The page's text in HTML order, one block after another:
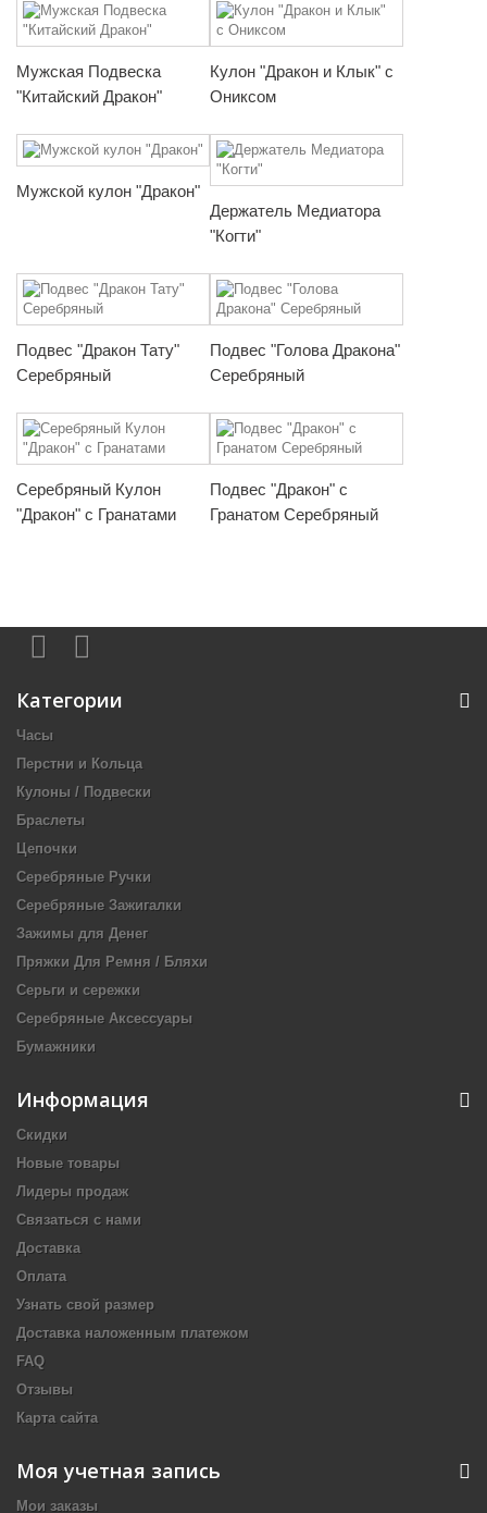
Мужская Подвеска
"Китайский Дракон"
Кулон "Дракон и Клык" с
Ониксом
Мужской кулон "Дракон"
Держатель Медиатора
"Когти"
Подвес "Дракон Тату"
Серебряный
Подвес "Голова Дракона"
Серебряный
Серебряный Кулон
"Дракон" с Гранатами
Подвес "Дракон" с
Гранатом Серебряный
Категории
Часы
Перстни и Кольца
Кулоны / Подвески
Браслеты
Цепочки
Серебряные Ручки
Серебряные Зажигалки
Зажимы для Денег
Пряжки Для Ремня / Бляхи
Серьги и сережки
Серебряные Аксессуары
Бумажники
Информация
Скидки
Новые товары
Лидеры продаж
Связаться с нами
Доставка
Оплата
Узнать свой размер
Доставка наложенным платежом
FAQ
Отзывы
Карта сайта
Моя учетная запись
Мои заказы